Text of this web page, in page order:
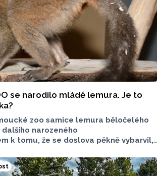
se narodilo mládě lemura. Je to
zoo samice lemura běločelého
narozeného
k tomu, že se doslova pěkně vybarvil,
zato samci se pyšní bílým